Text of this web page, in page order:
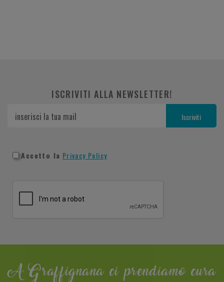
ISCRIVITI ALLA NEWSLETTER!
Accetto la Privacy Policy
A Graffignana ci prendiamo cura